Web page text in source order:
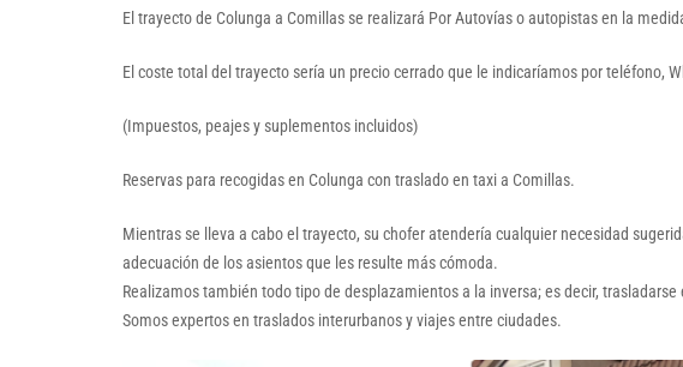
El trayecto de Colunga a Comillas se realizará Por Autovías o autopistas en la
El coste total del trayecto sería un precio cerrado que le indicaríamos por teléfono,
(Impuestos, peajes y suplementos incluidos)
Reservas para recogidas en Colunga con traslado en taxi a Comillas.
Mientras se lleva a cabo el trayecto, su chofer atendería cualquier necesidad
adecuación de los asientos que les resulte más cómoda.
Realizamos también todo tipo de desplazamientos a la inversa; es decir,
Somos expertos en traslados interurbanos y viajes entre ciudades.